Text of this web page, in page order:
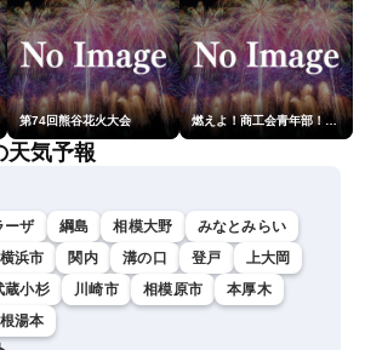
第74回熊谷花火大会 燃えよ！商工会青年部！！第23回こうのす花火大会
天気予報
ーザ 綱島 相模大野
みなとみらい
横浜市 関内 溝の口 登戸
上大岡
蔵小杉 川崎市 相模原市
本厚木
湯本